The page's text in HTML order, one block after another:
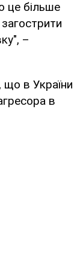
це більше
–
що в України
в